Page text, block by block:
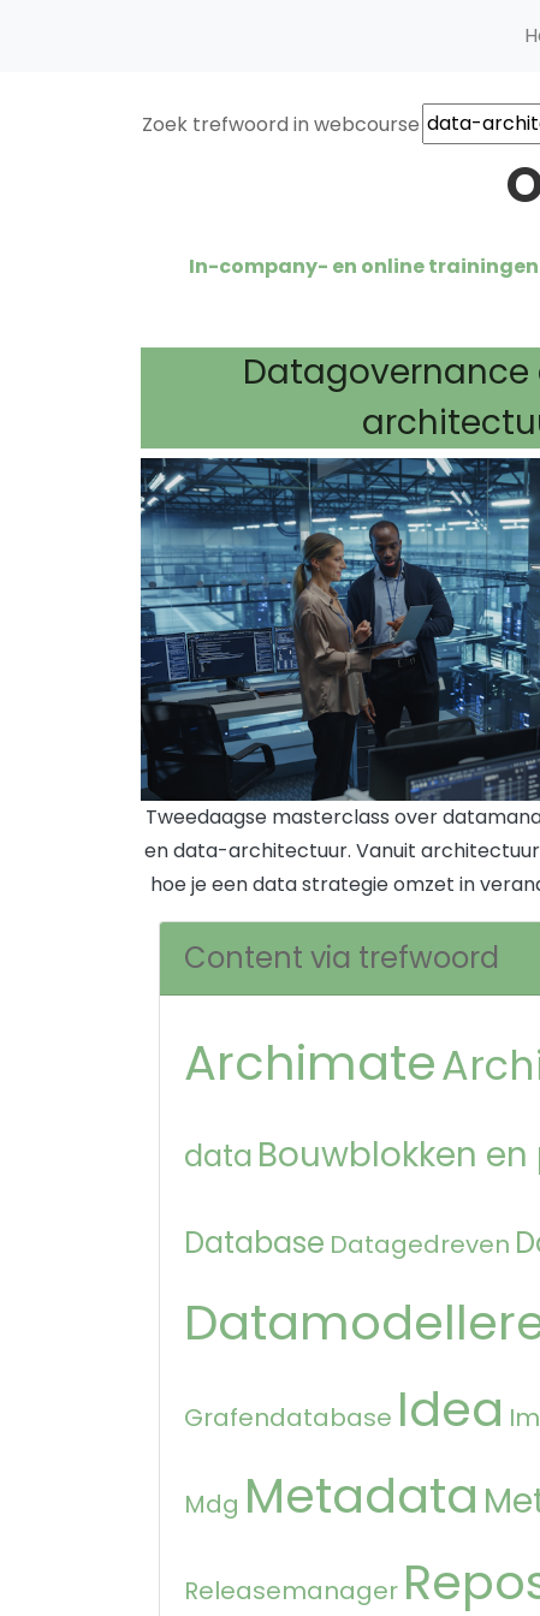
Zoek trefwoord in webcourse
In-company- en online
Tweedaagse masterclass over
en data-architectuur. Vanuit
hoe je een data strategie omzet in
Content via trefwoord
Archimate
data Bouwblokken
Database Datagedreven
Grafendatabase Idea
Mdg Metadata
Releasemanager